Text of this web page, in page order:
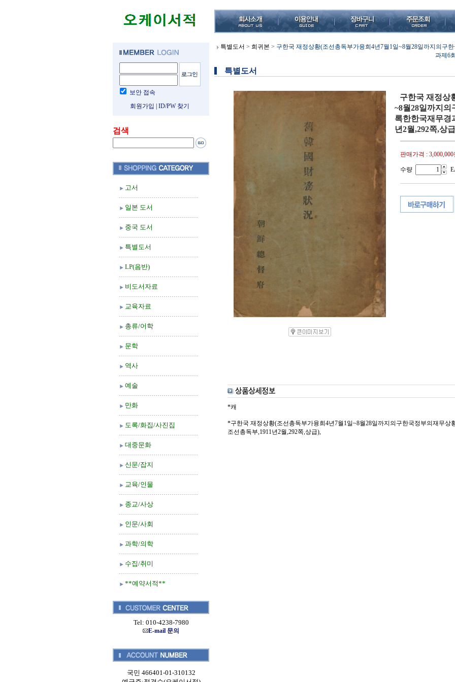
보안 접속
회원가입
ID/PW 찾기
검색
고서
일본 도서
중국 도서
특별도서
LP(음반)
비도서자료
교육자료
총류/어학
문학
역사
예술
만화
도록/화집/사진집
대중문화
신문/잡지
교육/인물
종교/사상
인문/사회
과학/의학
수집/취미
**예약서적**
Tel: 010-4238-7980
E-mail 문의
국민 466401-01-310132
특별도서 > 희귀본 > 구한국 재정상황(조선총독부가융희4년7월1일~8월28일까지의구
과제6
특별도서
구한국 재정상
~8월28일까지
록한한국재무경
년2월,292쪽,상
판매가격 : 3,000,000
수량
*캐
*구한국 재정상황(조선총독부가융희4년7월1일~8월28일까지의구한국정부의재무상
조선총독부,1911년2월,292쪽,상급),